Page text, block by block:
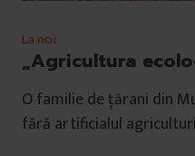
La noi
„Agricultura
O familie de ţărani din
fără artificialul